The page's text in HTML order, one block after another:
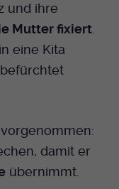
und ihre
Mutter fixiert.
eine Kita
damit er
übernimmt.